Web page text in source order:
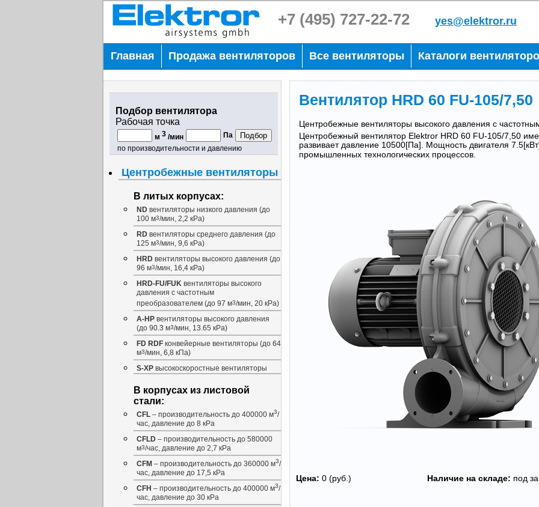
+7 (495) 727-22-72 yes@elektror.ru
Главная Продажа вентиляторов Все вентиляторы Каталоги
Вентилятор HRD 60 FU-105/7,50
Центробежные вентиляторы высокого давления с
Центробежный вентилятор Elektror HRD 60 FU-105/7,50
развивает давление 10500[Па]. Мощность двигателя
промышленных технологических процессов.
Цена: 0 (руб.) Наличие на складе: под
Подбор вентилятора
Рабочая точка
м 3 /мин
Па
по производительности и давлению
Центробежные вентиляторы
В литых корпусах:
ND вентиляторы низкого давления (до
100 м3/мин, 2,2 кРа)
RD вентиляторы среднего давления (до
125 м3/мин, 9,6 кРа)
HRD вентиляторы высокого давления (до
96 м3/мин, 16,4 кРа)
HRD-FU/FUK вентиляторы высокого
давления с частотным
преобразователем (до 97 м3/мин, 20 кРа)
A-HP вентиляторы высокого давления
(до 90.3 м3/мин, 13.65 кРа)
FD RDF конвейерные вентиляторы (до 64
м3/мин, 6,8 кПа)
S-XP высокоскоростные вентиляторы
В корпусах из листовой
стали:
CFL – производительность до 400000 м3/
час, давление до 8 кРа
CFLD – производительность до 580000
м3/час, давление до 2,7 кРа
CFM – производительность до 360000 м3/
час, давление до 17,5 кРа
CFH – производительность до 400000 м3/
час, давление до 30 кРа